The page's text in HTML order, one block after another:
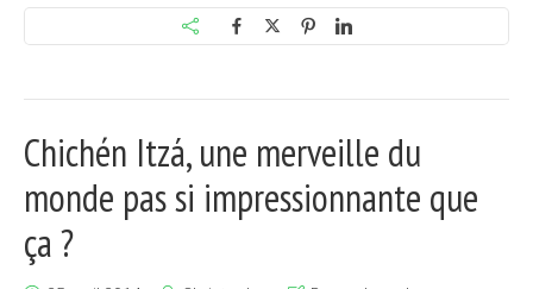
Chichén Itzá, une merveille du
monde pas si impressionnante que
ça ?